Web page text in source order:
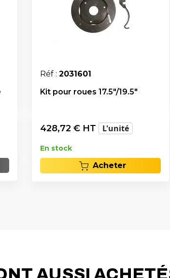
Réf : 2031601
Kit pour roues 17.5"/19.5"
428,72 € HT L'unité
En stock
Acheter
AUSSI